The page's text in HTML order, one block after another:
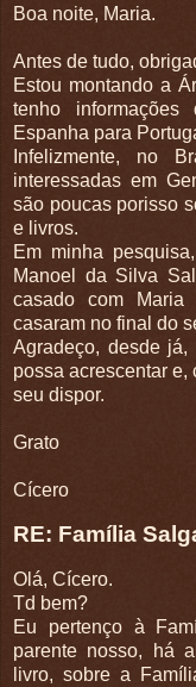
Boa noite, Maria.
Antes de tudo,
Estou montando a
tenho
Espanha para
Infelizmente, no
interessadas em
são poucas porisso
e livros.
Em minha
Manoel da Silva
casado com
casaram no final do
Agradeço, desde
possa acrescentar
seu dispor.
Grato
Cícero
RE: Família
Olá, Cícero.
Td bem?
Eu pertenço à
parente nosso, há
livro, sobre a